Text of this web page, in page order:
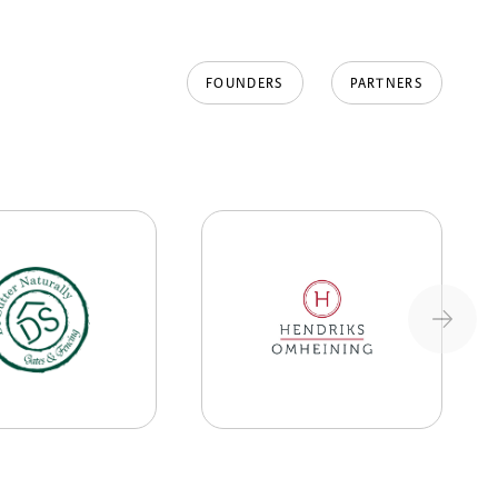
FOUNDERS PARTNERS